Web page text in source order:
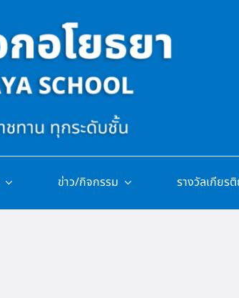
ข่าว/กิจกรรม รางวัลเกียร